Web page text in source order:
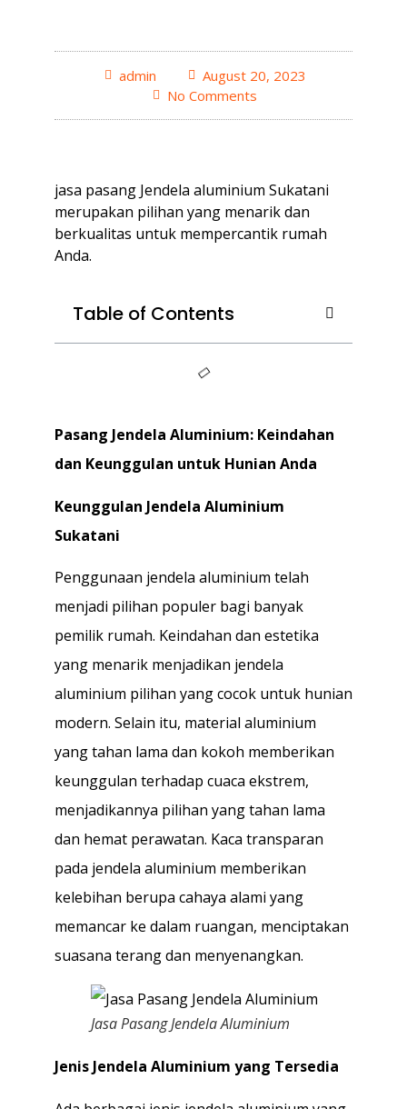
admin
August 20, 2023
No Comments
jasa pasang Jendela aluminium Sukatani
merupakan pilihan yang menarik dan
berkualitas untuk mempercantik rumah
Anda.
Table of Contents
Pasang Jendela Aluminium: Keindahan
dan Keunggulan untuk Hunian Anda
Keunggulan Jendela Aluminium
Sukatani
Penggunaan jendela aluminium telah
menjadi pilihan populer bagi banyak
pemilik rumah. Keindahan dan estetika
yang menarik menjadikan jendela
aluminium pilihan yang cocok untuk hunian
modern. Selain itu, material aluminium
yang tahan lama dan kokoh memberikan
keunggulan terhadap cuaca ekstrem,
menjadikannya pilihan yang tahan lama
dan hemat perawatan. Kaca transparan
pada jendela aluminium memberikan
kelebihan berupa cahaya alami yang
memancar ke dalam ruangan, menciptakan
suasana terang dan menyenangkan.
Jasa Pasang Jendela Aluminium
Jenis Jendela Aluminium yang Tersedia